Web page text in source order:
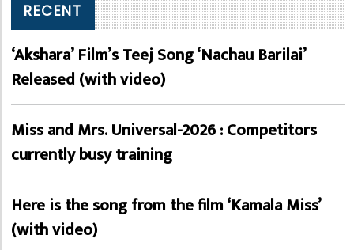
RECENT
‘Akshara’ Film’s Teej Song ‘Nachau Barilai’
Released (with video)
Miss and Mrs. Universal-2026 : Competitors
currently busy training
Here is the song from the film ‘Kamala Miss’
(with video)